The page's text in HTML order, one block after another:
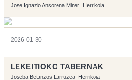
Jose Ignazio Ansorena Miner Herrikoia
2026-01-30
LEKEITIOKO TABERNAK
Joseba Betanzos Larruzea Herrikoia